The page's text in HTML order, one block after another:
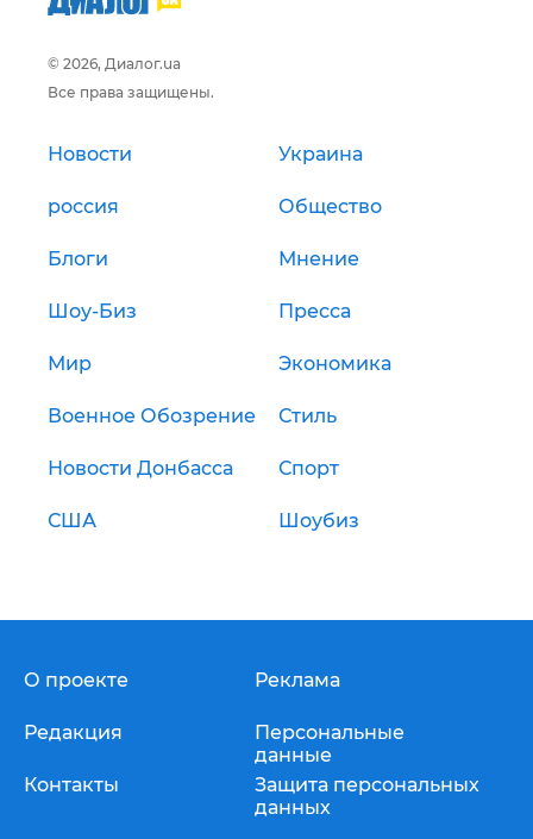
© 2026, Диалог.ua
Все права защищены.
Новости Украина
россия Общество
Блоги Мнение
Шоу-Биз Пресса
Мир Экономика
Военное Обозрение Стиль
Новости Донбасса Спорт
США Шоубиз
О проекте
Редакция
Контакты
Реклама
Персональные
данные
Защита персональных
данных